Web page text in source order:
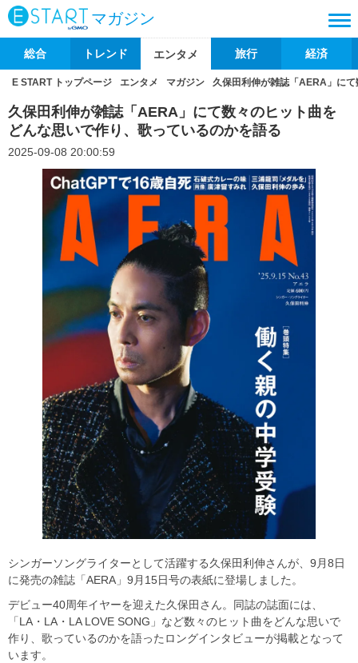
マガジン
総合 トレンド エンタメ 旅行 経済
E START トップページ エンタメ マガジン 久保田利伸が雑誌「AERA」に
久保田利伸が雑誌「AERA」にて数々のヒット曲を
どんな思いで作り、歌っているのかを語る
2025-09-08 20:00:59
シンガーソングライターとして活躍する久保田利伸さんが、9月8日
に発売の雑誌「AERA」9月15日号の表紙に登場しました。
デビュー40周年イヤーを迎えた久保田さん。同誌の誌面には、
「LA・LA・LA LOVE SONG」など数々のヒット曲をどんな思いで
作り、歌っているのかを語ったロングインタビューが掲載となって
います。